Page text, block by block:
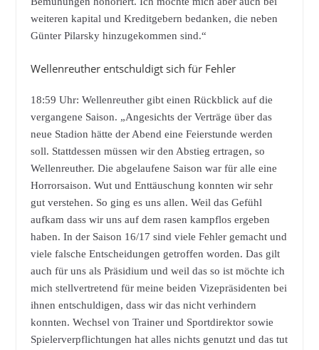
weiteren kapital und Kreditgebern bedanken, die neben
Günter Pilarsky hinzugekommen sind.“
Wellenreuther entschuldigt sich für Fehler
18:59 Uhr: Wellenreuther gibt einen Rückblick auf die
vergangene Saison. „Angesichts der Verträge über das
neue Stadion hätte der Abend eine Feierstunde werden
soll. Stattdessen müssen wir den Abstieg ertragen, so
Wellenreuther. Die abgelaufene Saison war für alle eine
Horrorsaison. Wut und Enttäuschung konnten wir sehr
gut verstehen. So ging es uns allen. Weil das Gefühl
aufkam dass wir uns auf dem rasen kampflos ergeben
haben. In der Saison 16/17 sind viele Fehler gemacht und
viele falsche Entscheidungen getroffen worden. Das gilt
auch für uns als Präsidium und weil das so ist möchte ich
mich stellvertretend für meine beiden Vizepräsidenten bei
ihnen entschuldigen, dass wir das nicht verhindern
konnten. Wechsel von Trainer und Sportdirektor sowie
Spielerverpflichtungen hat alles nichts genutzt und das tut